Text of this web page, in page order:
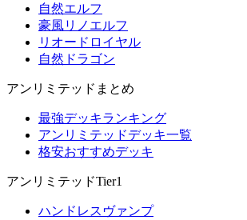
自然エルフ
豪風リノエルフ
リオードロイヤル
自然ドラゴン
アンリミテッドまとめ
最強デッキランキング
アンリミテッドデッキ一覧
格安おすすめデッキ
アンリミテッドTier1
ハンドレスヴァンプ